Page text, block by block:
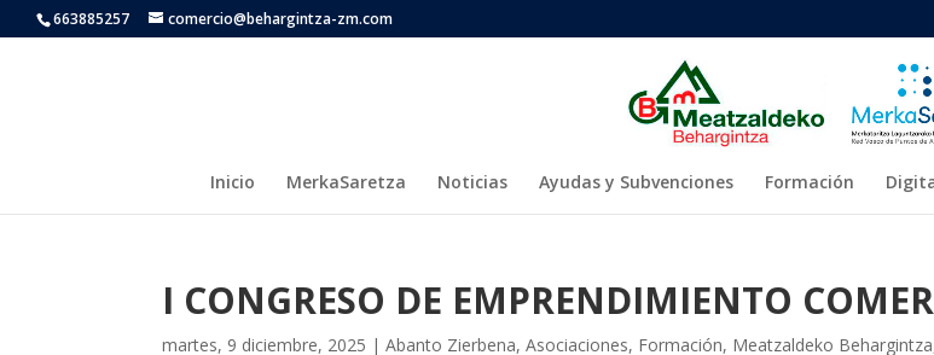
663885257 comercio@behargintza-zm.com
Inicio MerkaSaretza Noticias Ayudas y Subvenciones Formación
I CONGRESO DE EMPRENDIMIENTO
martes, 9 diciembre, 2025 |Abanto Zierbena,Asociaciones, Formación, Meatzaldeko Behargintza